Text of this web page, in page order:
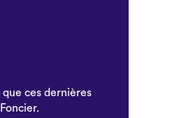
ces dernières